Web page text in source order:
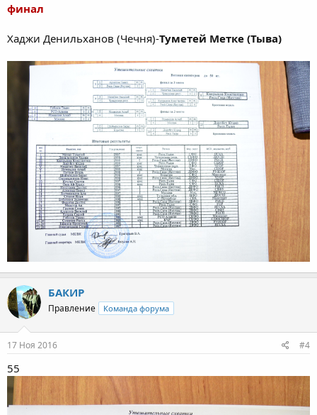
финал
Хаджи Денильханов (Чечня)-Туметей Метке (Тыва)
БАКИР
Правление Команда форума
17 Ноя 2016 #4
55